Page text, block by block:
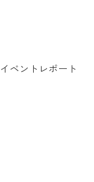
イベントレポート